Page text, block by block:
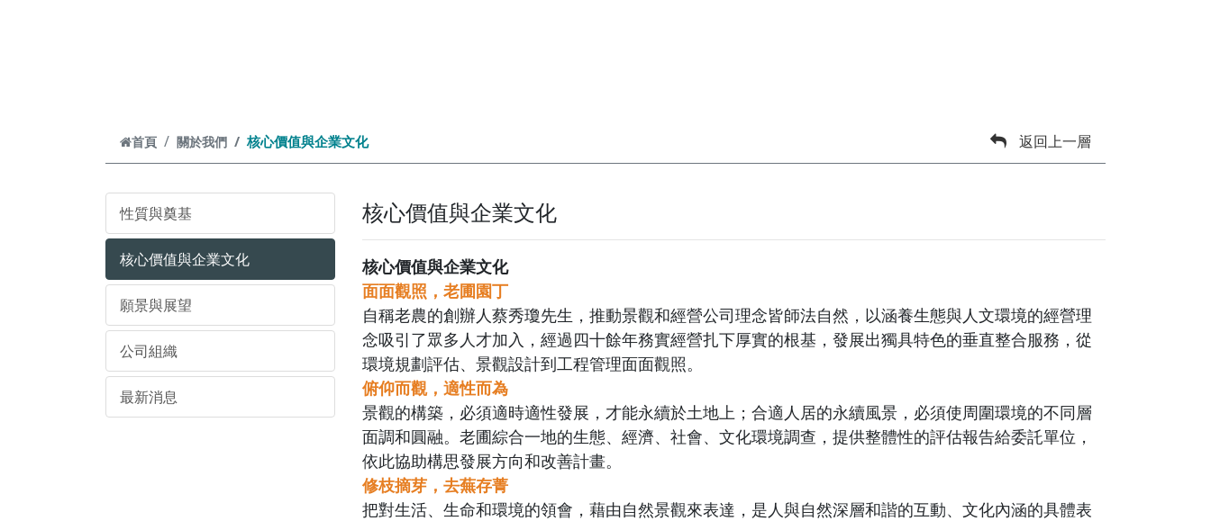
首頁 關於我們 核心價值與企業文化 返回上一層
性質與奠基
核心價值與企業文化
願景與展望
公司組織
最新消息
核心價值與企業文化
核心價值與企業文化
面面觀照，老圃園丁
自稱老農的創辦人蔡秀瓊先生，推動景觀和經營公司理念皆師法自然，以涵養生態與人文環境的經營理
念吸引了眾多人才加入，經過四十餘年務實經營扎下厚實的根基，發展出獨具特色的垂直整合服務，從
環境規劃評估、景觀設計到工程管理面面觀照。
俯仰而觀，適性而為
景觀的構築，必須適時適性發展，才能永續於土地上；合適人居的永續風景，必須使周圍環境的不同層
面調和圓融。老圃綜合一地的生態、經濟、社會、文化環境調查，提供整體性的評估報告給委託單位，
依此協助構思發展方向和改善計畫。
修枝摘芽，去蕪存菁
把對生活、生命和環境的領會，藉由自然景觀來表達，是人與自然深層和諧的互動、文化內涵的具體表